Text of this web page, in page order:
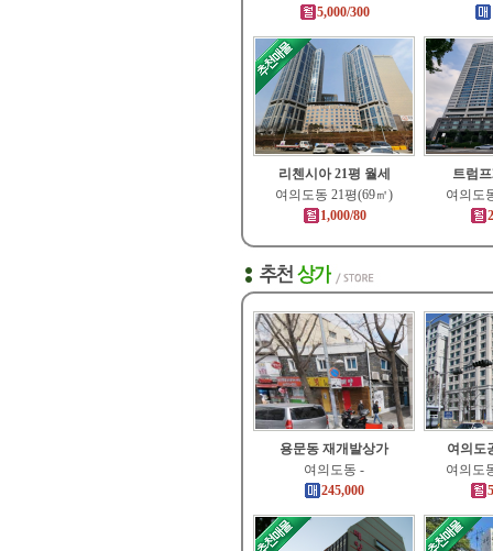
5,000/300
리첸시아 21평 월세
여의도동 21평(69㎡)
1,000/80
트럼
여의도
용문동 재개발상가
여의도동 -
245,000
여의도
여의도